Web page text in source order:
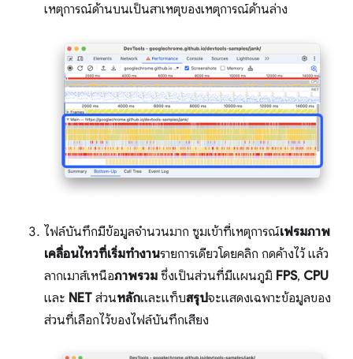
เหตุการณ์ด้านบนเป็นสาเหตุของเหตุการณ์ด้านล่าง
ไฟล์บันทึกมีข้อมูลจำนวนมาก ซูมเข้าที่เหตุการณ์เฟรมภาพ
เคลื่อนไหวที่เริ่มทำงานรายการเดียวโดยคลิก กดค้างไว้ แล้ว
ลากเมาส์เหนือภาพรวม ซึ่งเป็นส่วนที่มีแผนภูมิ FPS, CPU
และ NET ส่วนหลักและแท็บสรุปจะแสดงเฉพาะข้อมูลของ
ส่วนที่เลือกไว้ของไฟล์บันทึกเสียง